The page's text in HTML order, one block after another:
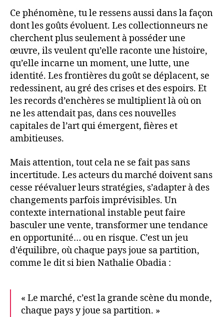
Ce phénomène, tu le ressens aussi dans la façon
dont les goûts évoluent. Les collectionneurs ne
cherchent plus seulement à posséder une
œuvre, ils veulent qu’elle raconte une histoire,
qu’elle incarne un moment, une lutte, une
identité. Les frontières du goût se déplacent, se
redessinent, au gré des crises et des espoirs. Et
les records d’enchères se multiplient là où on
ne les attendait pas, dans ces nouvelles
capitales de l’art qui émergent, fières et
ambitieuses.
Mais attention, tout cela ne se fait pas sans
incertitude. Les acteurs du marché doivent sans
cesse réévaluer leurs stratégies, s’adapter à des
changements parfois imprévisibles. Un
contexte international instable peut faire
basculer une vente, transformer une tendance
en opportunité… ou en risque. C’est un jeu
d’équilibre, où chaque pays joue sa partition,
comme le dit si bien Nathalie Obadia :
« Le marché, c’est la grande scène du monde,
chaque pays y joue sa partition. »